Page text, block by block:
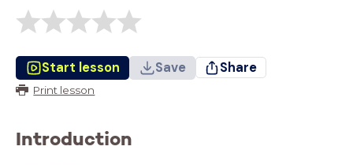
Start lesson Save Share
Print lesson
Introduction